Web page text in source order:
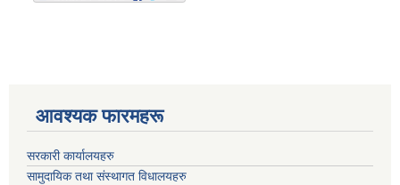
आवश्यक फारमहरू
सरकारी कार्यालयहरु
सामुदायिक तथा संस्थागत विधालयहरु